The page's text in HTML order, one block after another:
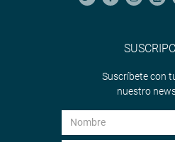
Suscríbete con
nuestro